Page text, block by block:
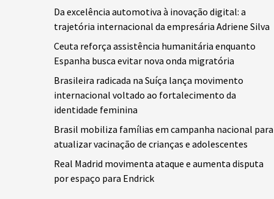
Da excelência automotiva à inovação digital: a
trajetória internacional da empresária Adriene Silva
Ceuta reforça assistência humanitária enquanto
Espanha busca evitar nova onda migratória
Brasileira radicada na Suíça lança movimento
internacional voltado ao fortalecimento da
identidade feminina
Brasil mobiliza famílias em campanha nacional para
atualizar vacinação de crianças e adolescentes
Real Madrid movimenta ataque e aumenta disputa
por espaço para Endrick